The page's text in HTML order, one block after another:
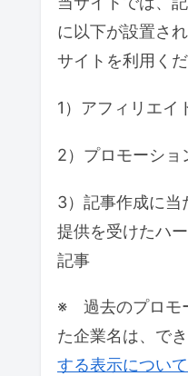
に以下が設置さ
サイトを利用くだ
1）アフィリエイ
2）プロモーショ
3）記事作成に当
提供を受けたハ
記事
※ 過去のプロモ
た企業名は、で
する表示について